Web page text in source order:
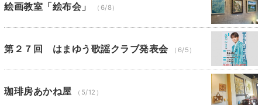
絵画教室「絵布会」 （6/8）
第２７回 はまゆう歌謡クラブ発表会 （6/5）
珈琲房あかね屋 （5/12）